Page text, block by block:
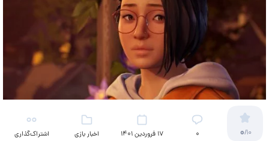
0/10 ۰ 17 فروردین 1401 اخبار بازی اشتراک‌گذاری